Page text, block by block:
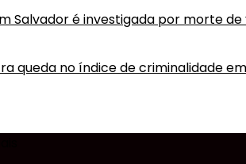
Salvador é investigada por morte
queda no índice de criminalidade